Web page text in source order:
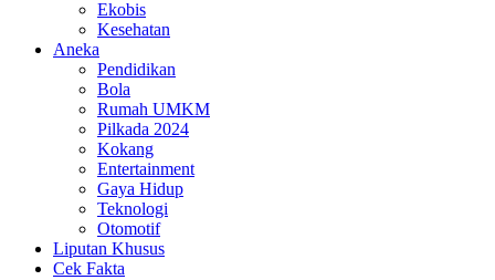
Ekobis
Kesehatan
Aneka
Pendidikan
Bola
Rumah UMKM
Pilkada 2024
Kokang
Entertainment
Gaya Hidup
Teknologi
Otomotif
Liputan Khusus
Cek Fakta